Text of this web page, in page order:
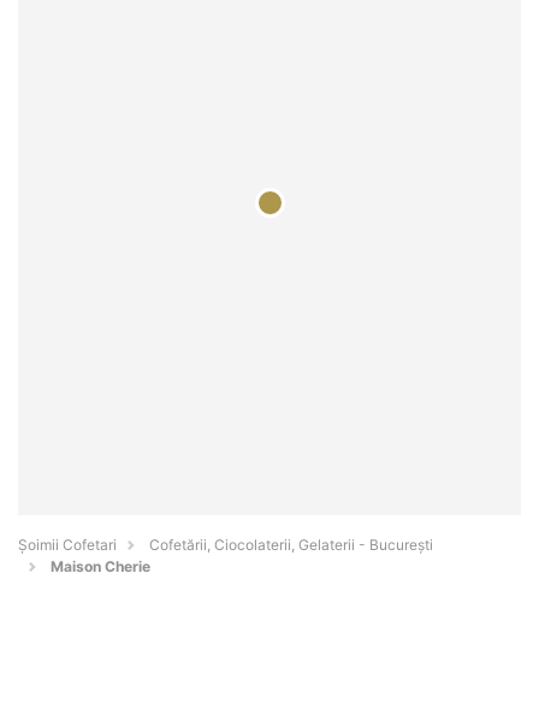
Șoimii Cofetari
Cofetării, Ciocolaterii, Gelaterii - Bucureşti
Maison Cherie